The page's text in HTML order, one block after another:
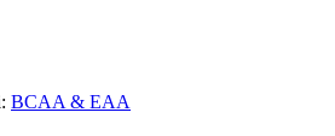
BCAA & EAA